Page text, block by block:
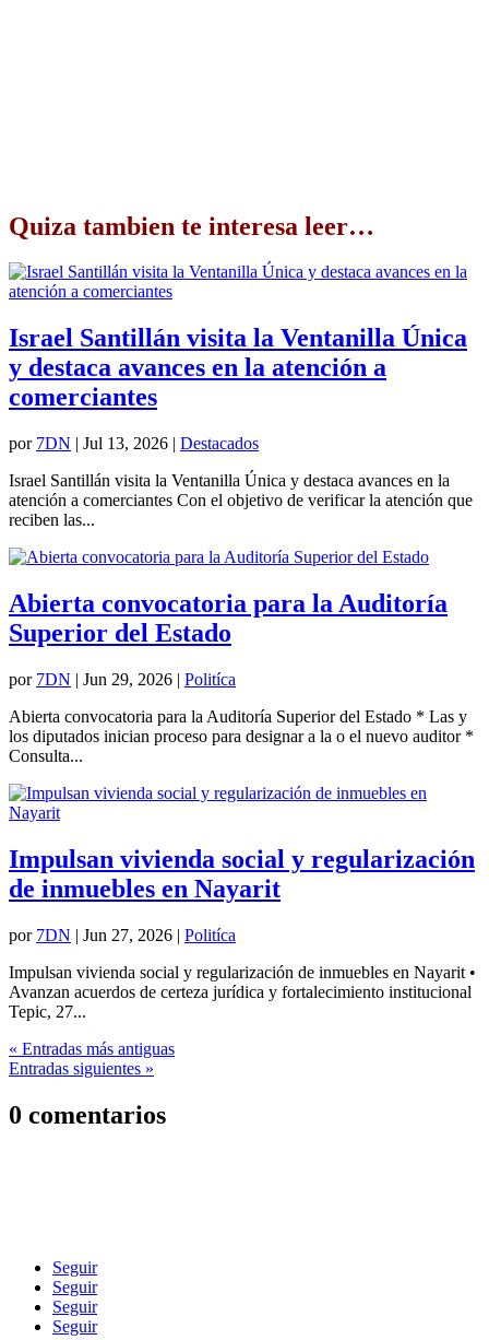
Quiza tambien te interesa leer…
Israel Santillán visita la Ventanilla Única
y destaca avances en la atención a
comerciantes
por 7DN | Jul 13, 2026 | Destacados
Israel Santillán visita la Ventanilla Única y destaca avances en la
atención a comerciantes Con el objetivo de verificar la atención que
reciben las...
Abierta convocatoria para la Auditoría
Superior del Estado
por 7DN | Jun 29, 2026 | Politíca
Abierta convocatoria para la Auditoría Superior del Estado * Las y
los diputados inician proceso para designar a la o el nuevo auditor *
Consulta...
Impulsan vivienda social y regularización
de inmuebles en Nayarit
por 7DN | Jun 27, 2026 | Politíca
Impulsan vivienda social y regularización de inmuebles en Nayarit •
Avanzan acuerdos de certeza jurídica y fortalecimiento institucional
Tepic, 27...
« Entradas más antiguas
Entradas siguientes »
0 comentarios
Seguir
Seguir
Seguir
Seguir